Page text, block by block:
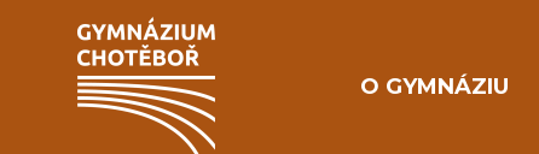
O GYMNÁZIU